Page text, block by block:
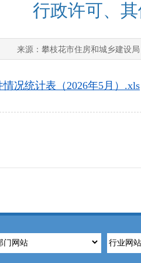
行政许可、
来源： 攀枝花市住房和城乡建设局
况统计表（2026年5月）.xls